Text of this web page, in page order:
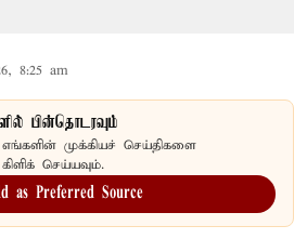
8:25 am
பின்தொடரவும்
எங்களின் முக்கியச் செய்திகளை
செய்யவும்.
as Preferred Source